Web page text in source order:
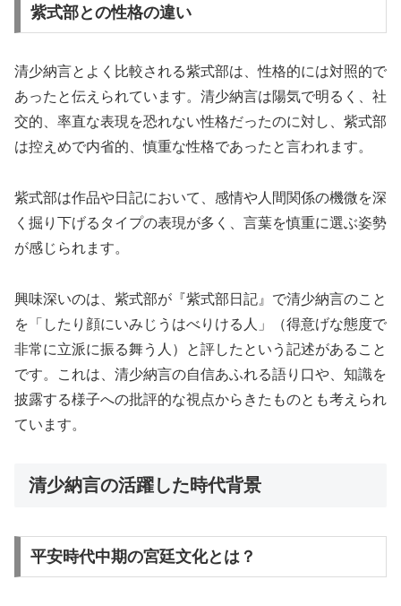
紫式部との性格の違い
清少納言とよく比較される紫式部は、性格的には対照的で
あったと伝えられています。清少納言は陽気で明るく、社
交的、率直な表現を恐れない性格だったのに対し、紫式部
は控えめで内省的、慎重な性格であったと言われます。
紫式部は作品や日記において、感情や人間関係の機微を深
く掘り下げるタイプの表現が多く、言葉を慎重に選ぶ姿勢
が感じられます。
興味深いのは、紫式部が『紫式部日記』で清少納言のこと
を「したり顔にいみじうはべりける人」（得意げな態度で
非常に立派に振る舞う人）と評したという記述があること
です。これは、清少納言の自信あふれる語り口や、知識を
披露する様子への批評的な視点からきたものとも考えられ
ています。
清少納言の活躍した時代背景
平安時代中期の宮廷文化とは？